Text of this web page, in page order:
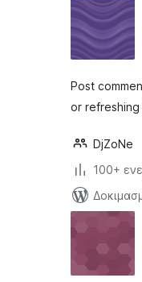
Post
or
DjZoNe
100+